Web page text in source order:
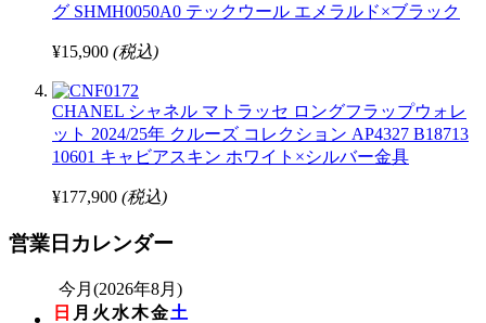
グ SHMH0050A0 テックウール エメラルド×ブラック
¥15,900 (税込)
CHANEL シャネル マトラッセ ロングフラップウォレ
ット 2024/25年 クルーズ コレクション AP4327 B18713
10601 キャビアスキン ホワイト×シルバー金具
¥177,900 (税込)
営業日カレンダー
今月(2026年8月)
日 月 火 水木金土